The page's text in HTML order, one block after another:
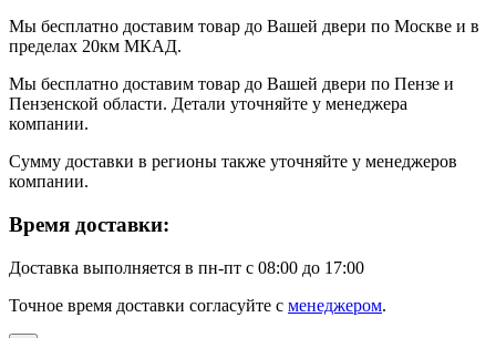
Мы бесплатно доставим товар до Вашей двери по Москве и в
пределах 20км МКАД.
Мы бесплатно доставим товар до Вашей двери по Пензе и
Пензенской области. Детали уточняйте у менеджера
компании.
Сумму доставки в регионы также уточняйте у менеджеров
компании.
Время доставки:
Доставка выполняется в пн-пт с 08:00 до 17:00
Точное время доставки согласуйте с менеджером.